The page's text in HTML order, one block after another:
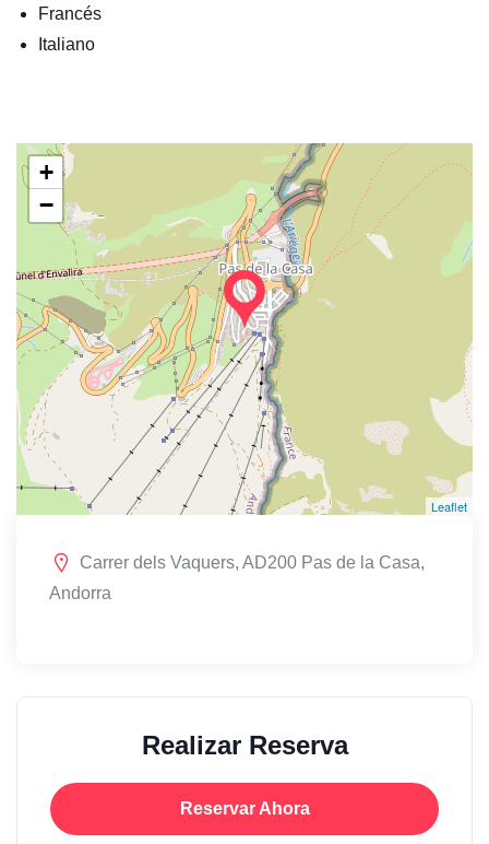
Francés
Italiano
+
−
Leaflet
Carrer dels Vaquers, AD200 Pas de la Casa,
Andorra
Realizar Reserva
Reservar Ahora